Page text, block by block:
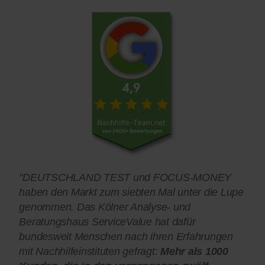
"DEUTSCHLAND TEST und FOCUS-MONEY
haben den Markt zum siebten Mal unter die Lupe
genommen. Das Kölner Analyse- und
Beratungshaus ServiceValue hat dafür
bundesweit Menschen nach ihren Erfahrungen
mit Nachhilfeinstituten gefragt: Mehr als 1000